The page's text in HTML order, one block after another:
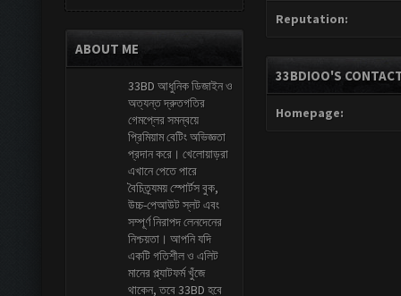
ABOUT ME
33BD আধুনিক ডিজাইন ও
অত্যন্ত দ্রুতগতির
গেমপ্লের সমন্বয়ে
প্রিমিয়াম বেটিং অভিজ্ঞতা
প্রদান করে। খেলোয়াড়রা
এখানে পেতে পারে
বৈচিত্র্যময় স্পোর্টস বুক,
উচ্চ-পেআউট স্লট এবং
সম্পূর্ণ নিরাপদ লেনদেনের
নিশ্চয়তা। আপনি যদি
একটি গতিশীল ও এলিট
মানের প্ল্যাটফর্ম খুঁজে
থাকেন, তবে 33BD হবে
Reputation:
33BDIOO'S
Homepage: